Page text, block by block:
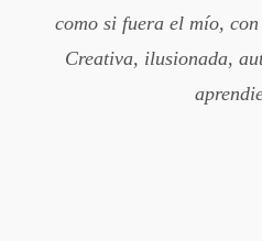
como si fuera el mío,
Creativa, ilusionada,